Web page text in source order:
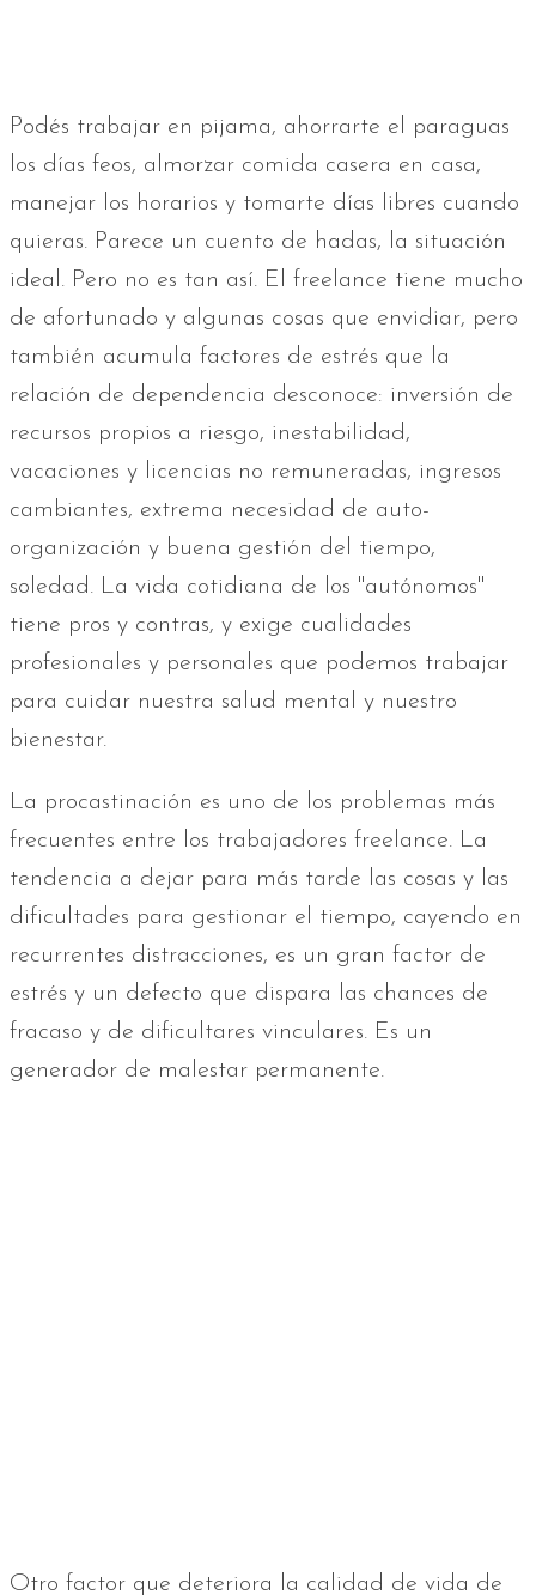
Podés trabajar en pijama, ahorrarte el paraguas
los días feos, almorzar comida casera en casa,
manejar los horarios y tomarte días libres cuando
quieras. Parece un cuento de hadas, la situación
ideal. Pero no es tan así. El freelance tiene mucho
de afortunado y algunas cosas que envidiar, pero
también acumula factores de estrés que la
relación de dependencia desconoce: inversión de
recursos propios a riesgo, inestabilidad,
vacaciones y licencias no remuneradas, ingresos
cambiantes, extrema necesidad de auto-
organización y buena gestión del tiempo,
soledad. La vida cotidiana de los "autónomos"
tiene pros y contras, y exige cualidades
profesionales y personales que podemos trabajar
para cuidar nuestra salud mental y nuestro
bienestar.
La procastinación es uno de los problemas más
frecuentes entre los trabajadores freelance. La
tendencia a dejar para más tarde las cosas y las
dificultades para gestionar el tiempo, cayendo en
recurrentes distracciones, es un gran factor de
estrés y un defecto que dispara las chances de
fracaso y de dificultares vinculares. Es un
generador de malestar permanente.
Otro factor que deteriora la calidad de vida de